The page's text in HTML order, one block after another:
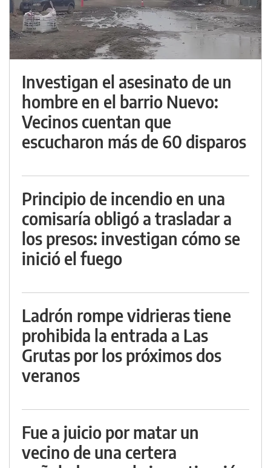
Investigan el asesinato de un
hombre en el barrio Nuevo:
Vecinos cuentan que
escucharon más de 60 disparos
Principio de incendio en una
comisaría obligó a trasladar a
los presos: investigan cómo se
inició el fuego
Ladrón rompe vidrieras tiene
prohibida la entrada a Las
Grutas por los próximos dos
veranos
Fue a juicio por matar un
vecino de una certera